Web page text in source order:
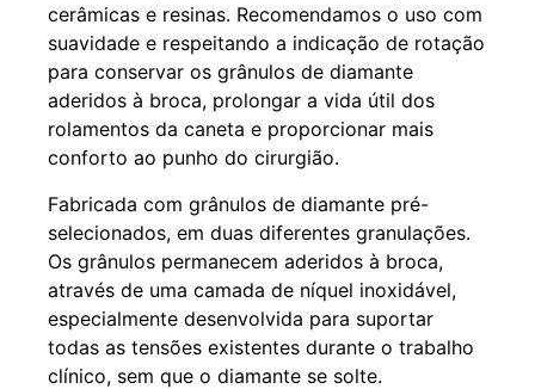
cerâmicas e resinas. Recomendamos o uso com
suavidade e respeitando a indicação de rotação
para conservar os grânulos de diamante
aderidos à broca, prolongar a vida útil dos
rolamentos da caneta e proporcionar mais
conforto ao punho do cirurgião.
Fabricada com grânulos de diamante pré-
selecionados, em duas diferentes granulações.
Os grânulos permanecem aderidos à broca,
através de uma camada de níquel inoxidável,
especialmente desenvolvida para suportar
todas as tensões existentes durante o trabalho
clínico, sem que o diamante se solte.